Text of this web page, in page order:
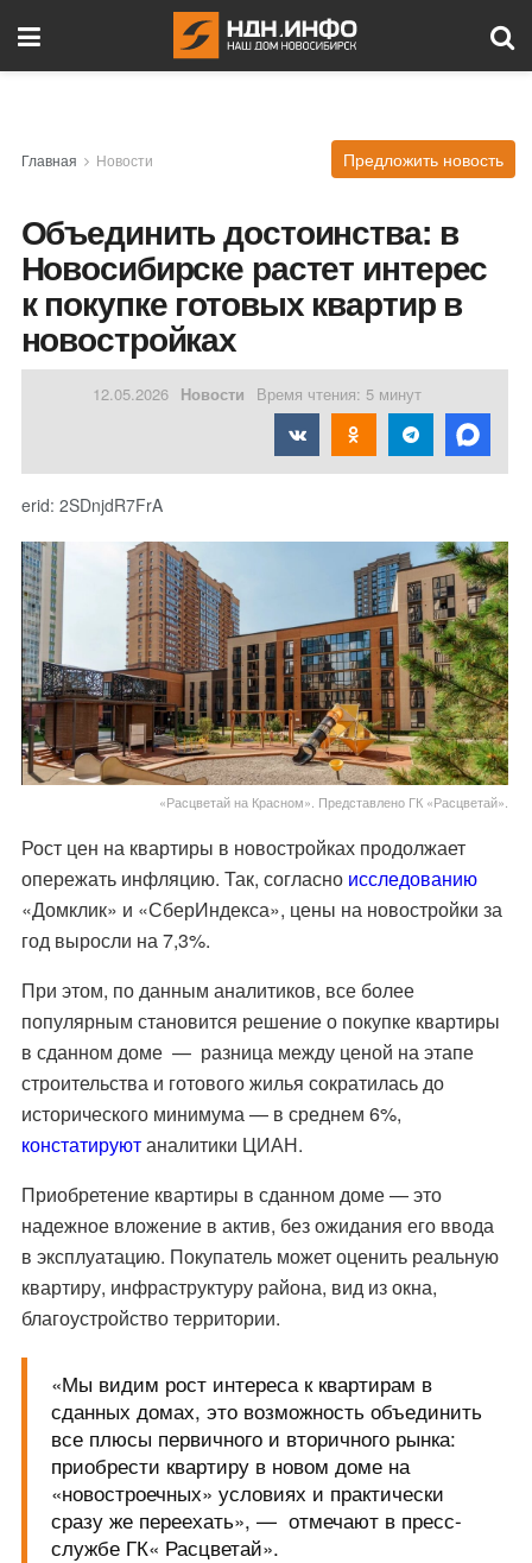
Главная Новости Предложить новость
Объединить достоинства: в
Новосибирске растет интерес
к покупке готовых квартир в
новостройках
12.05.2026 Новости Время чтения: 5 минут
erid: 2SDnjdR7FrA
«Расцветай на Красном». Представлено ГК «Расцветай».
Рост цен на квартиры в новостройках продолжает
опережать инфляцию. Так, согласно исследованию
«Домклик» и «СберИндекса», цены на новостройки за
год выросли на 7,3%.
При этом, по данным аналитиков, все более
популярным становится решение о покупке квартиры
в сданном доме — разница между ценой на этапе
строительства и готового жилья сократилась до
исторического минимума — в среднем 6%,
констатируютаналитики ЦИАН.
Приобретение квартиры в сданном доме — это
надежное вложение в актив, без ожидания его ввода
в эксплуатацию. Покупатель может оценить реальную
квартиру, инфраструктуру района, вид из окна,
благоустройство территории.
«Мы видим рост интереса к квартирам в
сданных домах, это возможность объединить
все плюсы первичного и вторичного рынка:
приобрести квартиру в новом доме на
«новостроечных» условиях и практически
сразу же переехать», — отмечают в пресс-
службе ГК« Расцветай».